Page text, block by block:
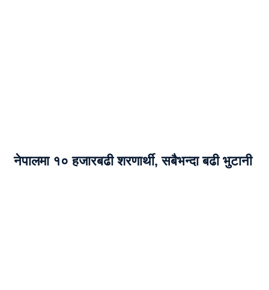
नेपालमा १० हजारबढी शरणार्थी, सबैभन्दा बढी भुटानी